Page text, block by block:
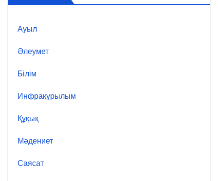
Ауыл
Әлеумет
Білім
Инфрақұрылым
Құқық
Мәдениет
Саясат